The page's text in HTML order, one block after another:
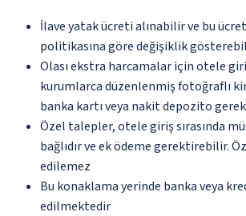
İlave yatak ücreti alınabilir ve bu
politikasına göre değişiklik
Olası ekstra harcamalar için otele
kurumlarca düzenlenmiş fotoğraflı
banka kartı veya nakit depozito
Özel talepler, otele giriş sırasında
bağlıdır ve ek ödeme gerektirebilir.
edilemez
Bu konaklama yerinde banka veya
edilmektedir